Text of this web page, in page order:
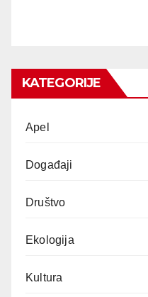
KATEGORIJE
Apel
Događaji
Društvo
Ekologija
Kultura